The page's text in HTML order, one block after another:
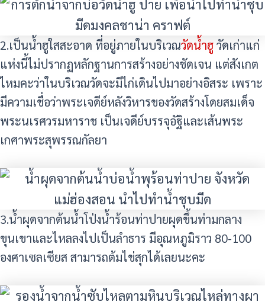
2.เป็นน้ำฮูใสสะอาด ที่อยู่ภายในบริเวณวัดน้ำฮูวัดเก่าแก่
แห่งนี้ไม่ปรากฏหลักฐานการสร้างอย่างชัดเจน แต่สังเกต
ไหมคะว่าในบริเวณวัดจะมีไก่เดินไปมาอย่างอิสระ เพราะ
มีความเชื่อว่าพระเจดีย์หลังวิหารของวัดสร้างโดยสมเด็จ
พระนเรศวรมหาราช เป็นเจดีย์บรรจุอัฐิและเส้นพระ
เกศาพระสุพรรณกัลยา
3.น้ำผุดจากต้นน้ำโป่งน้ำร้อนท่าปายผุดขึ้นท่ามกลาง
ขุนเขาและไหลลงไปเป็นลำธาร มีอุณหภูมิราว 80-100
องศาเซลเซียส สามารถต้มไข่สุกได้เลยนะคะ